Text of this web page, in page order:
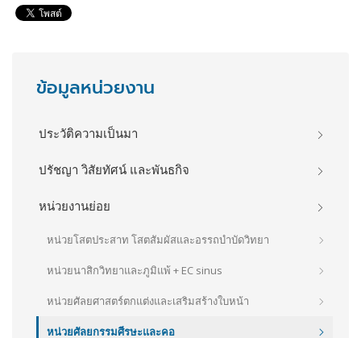
ข้อมูลหน่วยงาน
ประวัติความเป็นมา
ปรัชญา วิสัยทัศน์ และพันธกิจ
หน่วยงานย่อย
หน่วยโสตประสาท โสตสัมผัสและอรรถบำบัดวิทยา
หน่วยนาสิกวิทยาและภูมิแพ้ + EC sinus
หน่วยศัลยศาสตร์ตกแต่งและเสริมสร้างใบหน้า
หน่วยศัลยกรรมศีรษะและคอ